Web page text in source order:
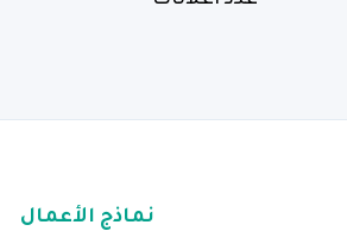
نماذج الأعمال